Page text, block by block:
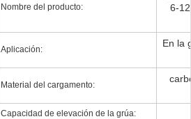
Nombre del producto:
6-
Aplicación:
En la
Material del cargamento:
Capacidad de elevación de la grúa: